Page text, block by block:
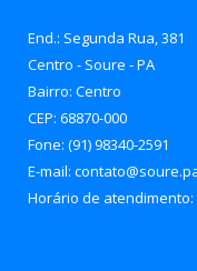
End.: Segunda Rua, 381
Centro - Soure - PA
Bairro: Centro
CEP: 68870-000
Fone: (91) 98340-2591
E-mail:
Horário de atendimento: